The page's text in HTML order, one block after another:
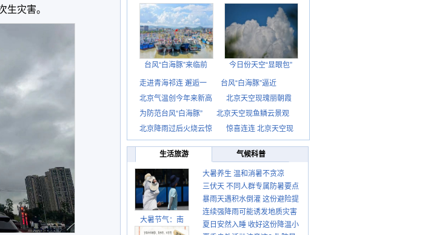
生灾害。
台风“白海豚”来临前 今日份天空“显眼包”
走进青海祁连 邂逅一
台风“白海豚”逼近
北京气温创今年来新高
北京天空现瑰丽朝霞
为防范台风“白海豚”
北京天空现鱼鳞云景观
北京降雨过后火烧云惊
惊喜连连 北京天空现
生活旅游 气候科普
大暑节气：南
大暑养生 温和消暑不贪凉
三伏天 不同人群专属防暑要点
请收好
暴雨天遇积水倒灌 这份避险提
示请收好
连续强降雨可能诱发地质灾害
这些前兆要知道
夏日安然入睡 收好这份降温小